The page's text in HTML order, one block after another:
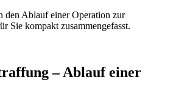
den Ablauf einer Operation zur
Sie kompakt zusammengefasst.
– Ablauf einer